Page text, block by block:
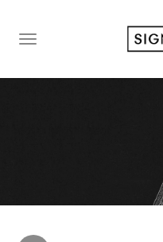
TOGGLE
NAVIGATION